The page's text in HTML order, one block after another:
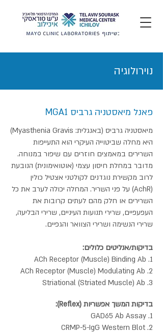
נוירולוגיה
פאנל מיאסטניה גרביס MGA1
מיאסטניה גרביס (באנגלית: Myasthenia Gravis)
היא מחלה שביטוייה העיקרי הוא התעייפות
השרירים במאמצים חוזרים עם שיפור במנוחה.
מדובר במחלת חיסון עצמי (אוטואימונית) הנובעת
לרוב מקשירת נוגדנים לקולטני אצטיל כולין
(AchR) על פני השריר. המחלה יכולה לערב את כל
השרירים או חלק מהם לעתים קרובות את
העפעפיים, שרירי תנועות העיניים, שרירי הבליעה,
שרירי הנשימה ושרירי הצוואר והגפיים.
בדיקות/אנליטים כלולים:
1. ACh Receptor (Muscle) Binding Ab
2. ACh Receptor (Muscle) Modulating Ab
3. Striational (Striated Muscle) Ab
בדיקות המשך אפשריות (Reflex):
1. GAD65 Ab Assay
2. CRMP-5-IgG Western Blot